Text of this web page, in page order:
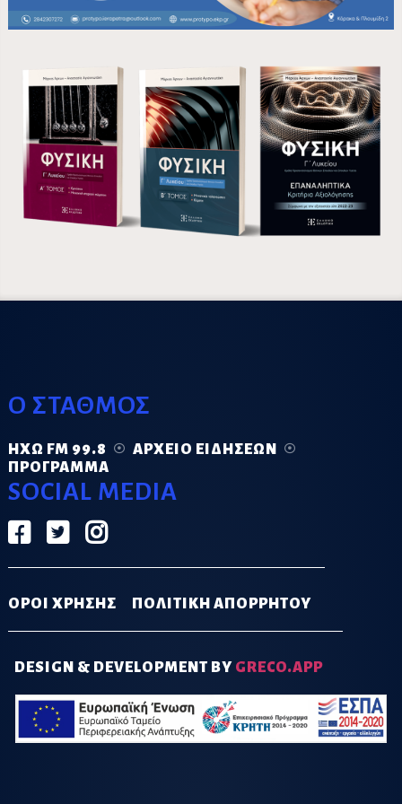
Ο ΣΤΑΘΜΟΣ
ΗΧΏ FM 99.8
ΑΡΧΕΊΟ ΕΙΔΉΣΕΩΝ
ΠΡΌΓΡΑΜΜΑ
SOCIAL MEDIA
ΟΡΟΙ ΧΡΗΣΗΣ ΠΟΛΙΤΙΚΗ ΑΠΟΡΡΗΤΟΥ
DESIGN & DEVELOPMENT BY GRECO.APP